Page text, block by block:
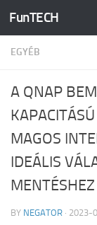
Skip to content
FunTECH
EGYÉB
A QNAP
MAGOS
IDEÁLIS
BY NEGATOR · 2023-